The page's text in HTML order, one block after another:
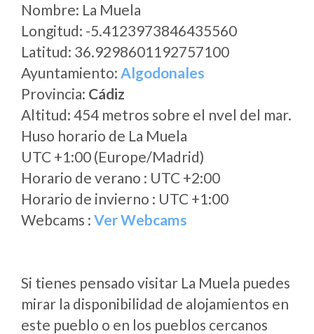
Nombre: La Muela
Longitud: -5.4123973846435560
Latitud: 36.9298601192757100
Ayuntamiento: Algodonales
Provincia: Cádiz
Altitud: 454 metros sobre el nvel del mar.
Huso horario de La Muela
UTC +1:00 (Europe/Madrid)
Horario de verano : UTC +2:00
Horario de invierno : UTC +1:00
Webcams : Ver Webcams
Si tienes pensado visitar La Muela puedes
mirar la disponibilidad de alojamientos en
este pueblo o en los pueblos cercanos